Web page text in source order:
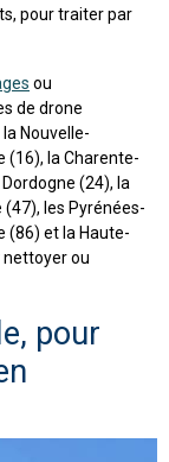
pour traiter par
ou
de drone
Nouvelle-
(16), la Charente-
(24), la
(47), les Pyrénées-
(86) et la Haute-
nettoyer ou
pour